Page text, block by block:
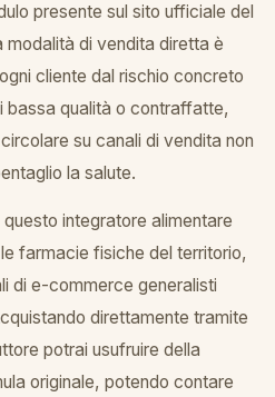
presente sul sito ufficiale del
di vendita diretta è
cliente dal rischio concreto
bassa qualità o contraffatte,
su canali di vendita non
la salute.
integratore alimentare
farmacie fisiche del territorio,
di e-commerce generalisti
direttamente tramite
potrai usufruire della
originale, potendo contare